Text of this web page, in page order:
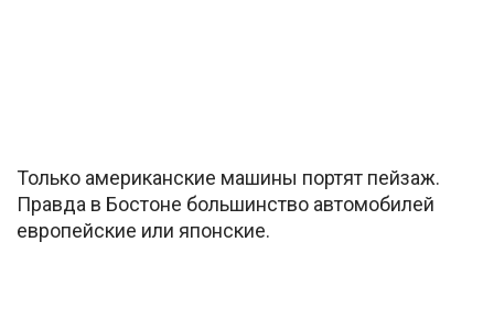
Только американские машины портят пейзаж.
Правда в Бостоне большинство автомобилей
европейские или японские.